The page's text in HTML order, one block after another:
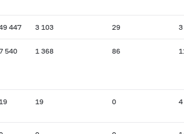
447 3 103 29
540 1 368 86
19 19 0